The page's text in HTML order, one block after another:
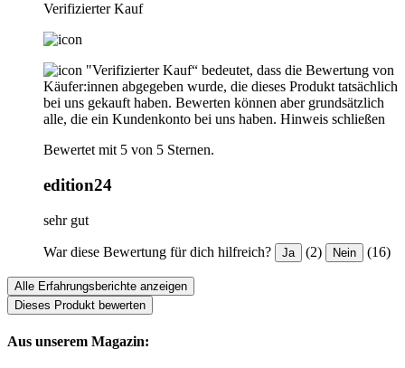
Verifizierter Kauf
"Verifizierter Kauf“ bedeutet, dass die Bewertung von
Käufer:innen abgegeben wurde, die dieses Produkt tatsächlich
bei uns gekauft haben. Bewerten können aber grundsätzlich
alle, die ein Kundenkonto bei uns haben. Hinweis schließen
Bewertet mit 5 von 5 Sternen.
edition24
sehr gut
War diese Bewertung für dich hilfreich? Ja (2) Nein (16)
Alle Erfahrungsberichte anzeigen
Dieses Produkt bewerten
Aus unserem Magazin: